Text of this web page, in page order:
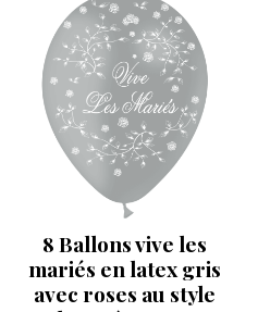
8 Ballons vive les
mariés en latex gris
avec roses au style